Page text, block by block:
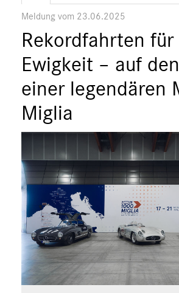
Marken & Produkte
MEDIA
ÜBER UNS
ANSPRECHPARTNER
Meldung vom 23.06.2025
Rekordfahrten für
Ewigkeit – auf
einer legendären
Miglia